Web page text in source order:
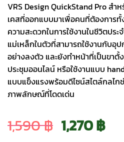
VRS Design QuickStand Pro สำ
เคสที่ออกแบบมาเพื่อคนที่ต้องการทั้
ความสะดวกในการใช้งานในชีวิตปร
แม่เหล็กในตัวที่สามารถใช้งานกับอุ
อย่างลงตัว และยังทำหน้าที่เป็นขาตั้
ประชุมออนไลน์ หรือใช้งานแบบ
แบบแข็งแรงพร้อมดีไซน์สไตล์กลไ
ภาพลักษณ์ที่โดดเด่น
1,590฿ Original
1,270฿